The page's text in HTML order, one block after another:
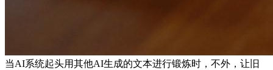
当AI系统起头用其他AI生成的文本进行锻炼时，不外，让旧